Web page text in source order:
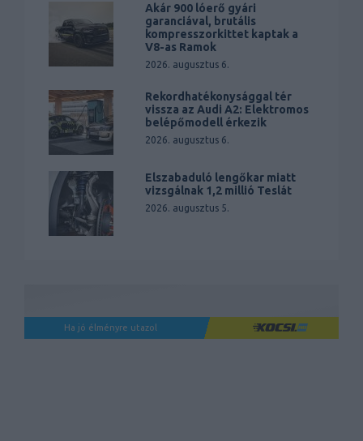
Akár 900 lóerő gyári
garanciával, brutális
kompresszorkittet kaptak a
V8-as Ramok
2026. augusztus 6.
Rekordhatékonysággal tér
vissza az Audi A2: Elektromos
belépőmodell érkezik
2026. augusztus 6.
Elszabaduló lengőkar miatt
vizsgálnak 1,2 millió Teslát
2026. augusztus 5.
Ha jó élményre utazol